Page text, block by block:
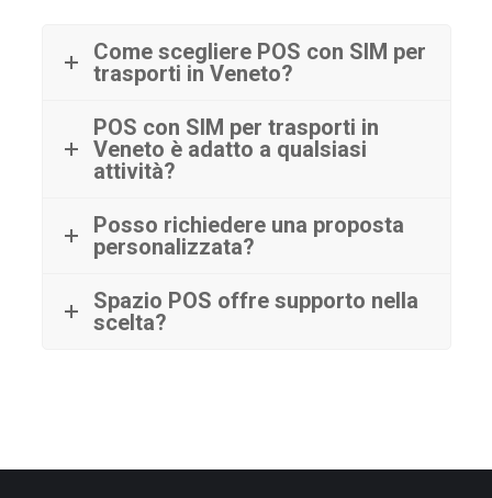
Come scegliere POS con SIM per
trasporti in Veneto?
POS con SIM per trasporti in
Veneto è adatto a qualsiasi
attività?
Posso richiedere una proposta
personalizzata?
Spazio POS offre supporto nella
scelta?